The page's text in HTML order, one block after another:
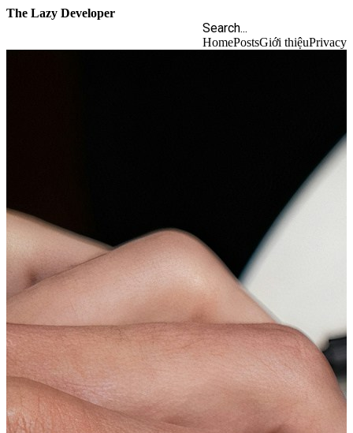
The Lazy Developer
HomePostsGiới thiệuPrivacy